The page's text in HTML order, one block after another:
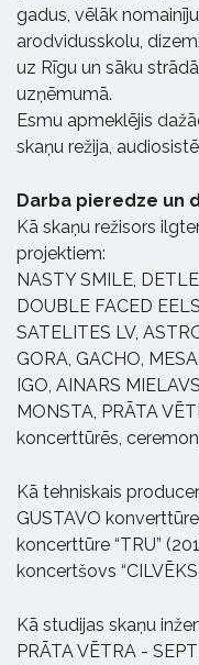
gadus, vēlāk
arodvidusskolu,
uz Rīgu un sāku
uzņēmumā.
Esmu apmeklējis
skaņu režija,
Darba pieredze un
Kā skaņu režisors
projektiem:
NASTY SMILE,
DOUBLE FACED
SATELITES LV,
GORA, GACHO,
IGO, AINARS
MONSTA, PRĀTA
koncerttūrēs,
Kā tehniskais
GUSTAVO
koncerttūre “TRU”
koncertšovs
Kā studijas skaņu
PRĀTA VĒTRA -